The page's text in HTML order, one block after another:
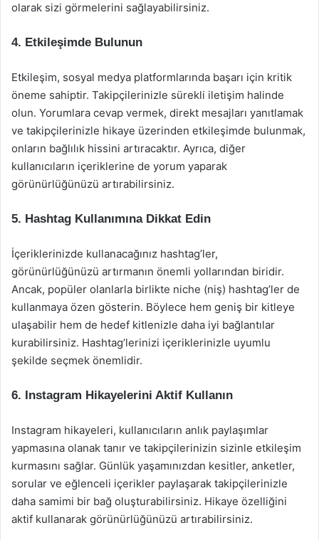
olarak sizi görmelerini sağlayabilirsiniz.
4. Etkileşimde Bulunun
Etkileşim, sosyal medya platformlarında başarı için kritik
öneme sahiptir. Takipçilerinizle sürekli iletişim halinde
olun. Yorumlara cevap vermek, direkt mesajları yanıtlamak
ve takipçilerinizle hikaye üzerinden etkileşimde bulunmak,
onların bağlılık hissini artıracaktır. Ayrıca, diğer
kullanıcıların içeriklerine de yorum yaparak
görünürlüğünüzü artırabilirsiniz.
5. Hashtag Kullanımına Dikkat Edin
İçeriklerinizde kullanacağınız hashtag’ler,
görünürlüğünüzü artırmanın önemli yollarından biridir.
Ancak, popüler olanlarla birlikte niche (niş) hashtag’ler de
kullanmaya özen gösterin. Böylece hem geniş bir kitleye
ulaşabilir hem de hedef kitlenizle daha iyi bağlantılar
kurabilirsiniz. Hashtag’lerinizi içeriklerinizle uyumlu
şekilde seçmek önemlidir.
6. Instagram Hikayelerini Aktif Kullanın
Instagram hikayeleri, kullanıcıların anlık paylaşımlar
yapmasına olanak tanır ve takipçilerinizin sizinle etkileşim
kurmasını sağlar. Günlük yaşamınızdan kesitler, anketler,
sorular ve eğlenceli içerikler paylaşarak takipçilerinizle
daha samimi bir bağ oluşturabilirsiniz. Hikaye özelliğini
aktif kullanarak görünürlüğünüzü artırabilirsiniz.